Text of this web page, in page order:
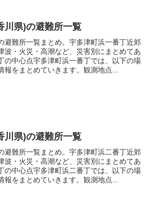
川県)の避難所一覧
避難所一覧まとめ。宇多津町浜一番丁近郊
波・火災・高潮など、災害別にまとめてあ
の中心点宇多津町浜一番丁では、以下の場
報をまとめていきます。観測地点...
川県)の避難所一覧
避難所一覧まとめ。宇多津町浜二番丁近郊
波・火災・高潮など、災害別にまとめてあ
の中心点宇多津町浜二番丁では、以下の場
報をまとめていきます。観測地点...